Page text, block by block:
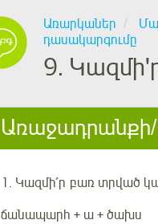
Առարկաներ
դասակարգումը
9.
1. Կազմի՛ր բառ տրված
ճանապարհ + ա + ծախս